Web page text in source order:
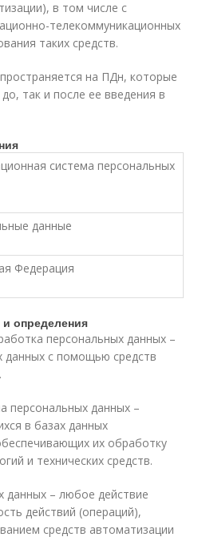
в том числе с
телекоммуникационных
таких средств.
на ПДн, которые
так и после ее введения в
система персональных
данные
Федерация
определения
персональных данных –
данных с помощью средств
персональных данных –
в базах данных
их обработку
и технических средств.
данных – любое действие
действий (операций),
средств автоматизации